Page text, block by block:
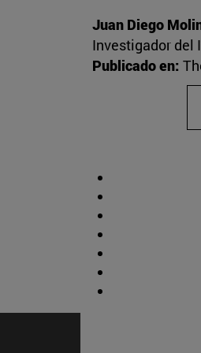
Juan Diego
Investigador del
Publicado en: